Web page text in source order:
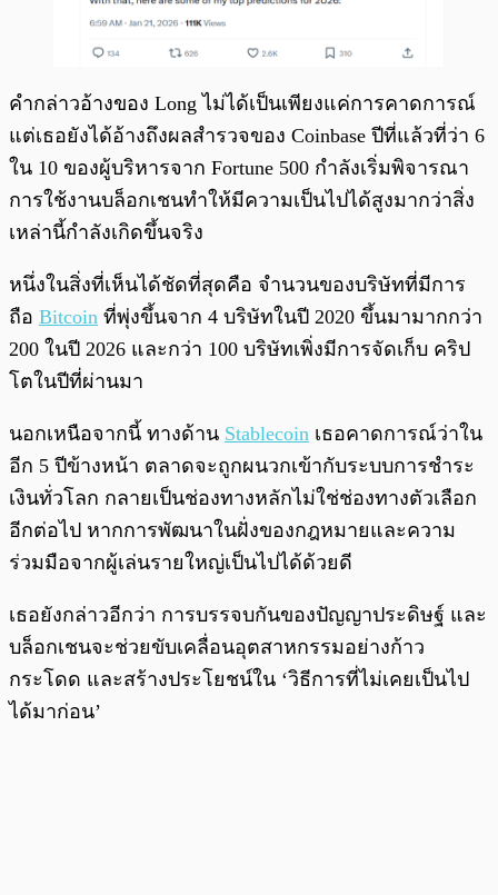
คำกล่าวอ้างของ Long ไม่ได้เป็นเพียงแค่การคาดการณ์
แต่เธอยังได้อ้างถึงผลสำรวจของ Coinbase ปีที่แล้วที่ว่า 6
ใน 10 ของผู้บริหารจาก Fortune 500 กำลังเริ่มพิจารณา
การใช้งานบล็อกเชนทำให้มีความเป็นไปได้สูงมากว่าสิ่ง
เหล่านี้กำลังเกิดขึ้นจริง
หนึ่งในสิ่งที่เห็นได้ชัดที่สุดคือ จำนวนของบริษัทที่มีการ
ถือ Bitcoin ที่พุ่งขึ้นจาก 4 บริษัทในปี 2020 ขึ้นมามากกว่า
200 ในปี 2026 และกว่า 100 บริษัทเพิ่งมีการจัดเก็บ คริป
โตในปีที่ผ่านมา
นอกเหนือจากนี้ ทางด้าน Stablecoin เธอคาดการณ์ว่าใน
อีก 5 ปีข้างหน้า ตลาดจะถูกผนวกเข้ากับระบบการชำระ
เงินทั่วโลก กลายเป็นช่องทางหลักไม่ใช่ช่องทางตัวเลือก
อีกต่อไป หากการพัฒนาในฝั่งของกฎหมายและความ
ร่วมมือจากผู้เล่นรายใหญ่เป็นไปได้ด้วยดี
เธอยังกล่าวอีกว่า การบรรจบกันของปัญญาประดิษฐ์ และ
บล็อกเชนจะช่วยขับเคลื่อนอุตสาหกรรมอย่างก้าว
กระโดด และสร้างประโยชน์ใน ‘วิธีการที่ไม่เคยเป็นไป
ได้มาก่อน’